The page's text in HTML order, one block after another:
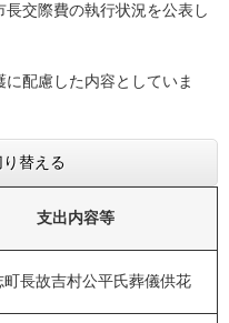
交際費の執行状況を公表し
配慮した内容としていま
替える
支出内容等
町長故吉村公平氏葬儀供花